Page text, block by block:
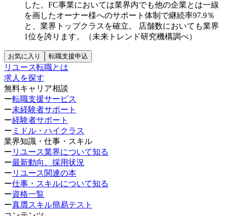
した。FC事業においては業界内でも他の企業とは一線
を画したオーナー様へのサポート体制で継続率97.9％
と、業界トップクラスを確立。
店舗数においても業界
1位を誇ります。（未来トレンド研究機構調べ）
お気に入り 転職支援申込
リユース転職とは
求人を探す
無料キャリア相談
ー転職支援サービス
ー未経験者サポート
ー経験者サポート
ー ミドル・ハイクラス
業界知識・仕事・スキル
ー リユース業界について知る
ー最新動向、採用状況
ー リユース関連の本
ー仕事・スキルについて知る
ー資格一覧
ー真贋スキル簡易テスト